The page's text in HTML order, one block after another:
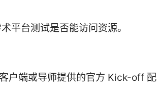
平台测试是否能访问资源。
户端或导师提供的官方 Kick-off 配